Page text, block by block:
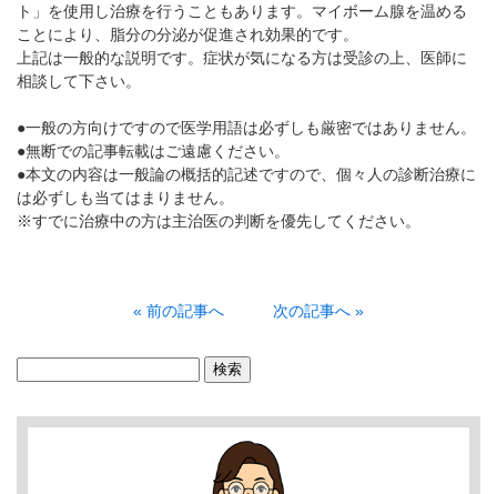
ト」を使用し治療を行うこともあります。マイボーム腺を温める
ことにより、脂分の分泌が促進され効果的です。
上記は一般的な説明です。症状が気になる方は受診の上、医師に
相談して下さい。
●一般の方向けですので医学用語は必ずしも厳密ではありません。
●無断での記事転載はご遠慮ください。
●本文の内容は一般論の概括的記述ですので、個々人の診断治療に
は必ずしも当てはまりません。
※すでに治療中の方は主治医の判断を優先してください。
« 前の記事へ 次の記事へ »